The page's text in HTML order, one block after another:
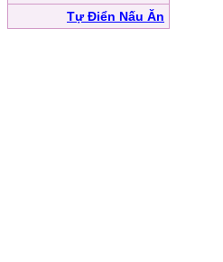
Tự Điển Nấu Ăn